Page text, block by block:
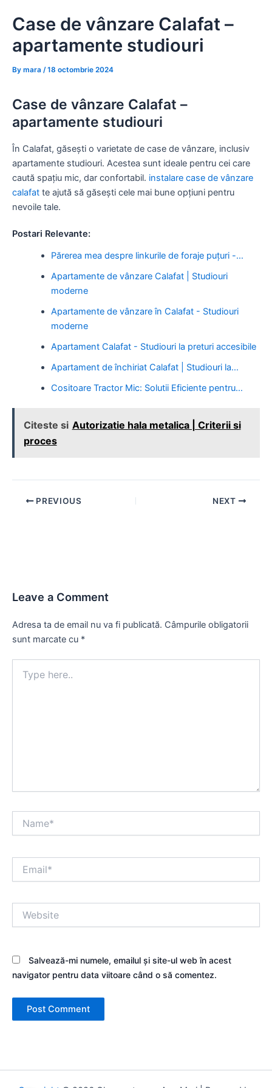
Case de vânzare Calafat –
apartamente studiouri
By mara /18 octombrie 2024
Case de vânzare Calafat –
apartamente studiouri
În Calafat, găsești o varietate de case de vânzare, inclusiv
apartamente studiouri. Acestea sunt ideale pentru cei care
caută spațiu mic, dar confortabil. instalare case de vânzare
calafat te ajută să găsești cele mai bune opțiuni pentru
nevoile tale.
Postari Relevante:
Părerea mea despre linkurile de foraje puțuri -…
Apartamente de vânzare Calafat | Studiouri
moderne
Apartamente de vânzare în Calafat - Studiouri
moderne
Apartament Calafat - Studiouri la preturi accesibile
Apartament de închiriat Calafat | Studiouri la…
Cositoare Tractor Mic: Solutii Eficiente pentru…
Citeste si Autorizatie hala metalica | Criterii si
proces
Post PREVIOUS NEXT
Leave a Comment
Adresa ta de email nu va fi publicată. Câmpurile obligatorii
sunt marcate cu *
here..
Salvează-mi numele, emailul și site-ul web în acest
navigator pentru data viitoare când o să comentez.